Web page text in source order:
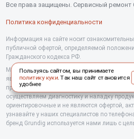
Сушильных машин
Кофеварок
Телевизоров
Посудомоечных машин
Стиральных машин
Портативных колонок
Все права защищены. Сервисный ремонт
Политика конфиденциальности
Информация на сайте носит
публичной офертой, определяемой
Гражданского кодекса РФ.
Мы специализируемся на обслуживании и
являемся их официальным представителем.
профессиональные услуги после истечения
осуществляем диагностику и наладку
ориентировочные и не являются офертой,
узнавайте у наших специалистов по
бренд Grundig используется нами лишь с
Пользуясь сайтом, вы принимаете
политику куки. Так наш сайт становится
удобнее